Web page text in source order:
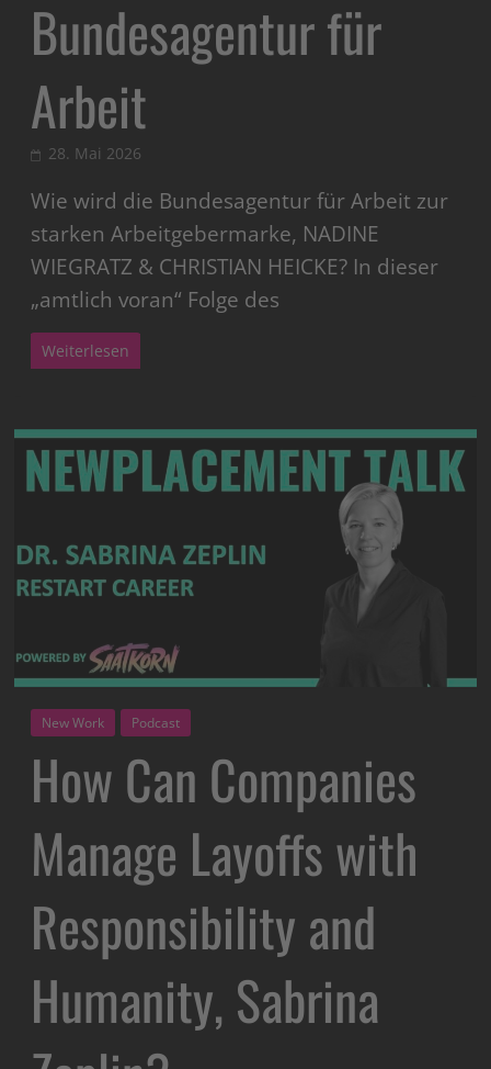
Bundesagentur für
Arbeit
28. Mai 2026
Wie wird die Bundesagentur für Arbeit zur
starken Arbeitgebermarke, NADINE
WIEGRATZ & CHRISTIAN HEICKE? In dieser
„amtlich voran“ Folge des
Weiterlesen
New Work Podcast
How Can Companies
Manage Layoffs with
Responsibility and
Humanity, Sabrina